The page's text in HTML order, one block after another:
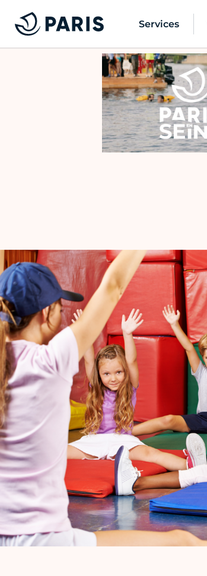
Services